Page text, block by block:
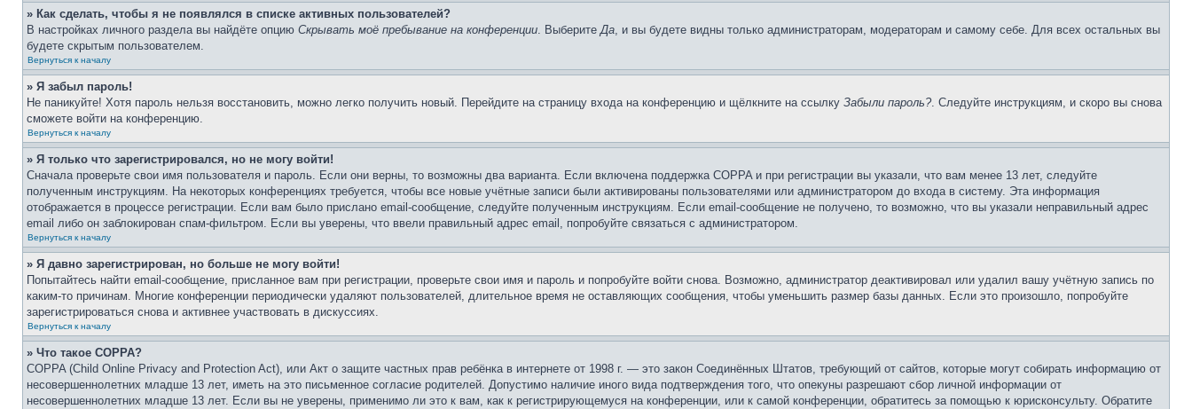
» Как сделать, чтобы я не появлялся в списке активных пользователей?
В настройках личного раздела вы найдёте опцию Скрывать моё пребывание на конференции. ВыберитеДа, и вы будете видны только администраторам, модераторам и самому себе. Для всех остальных вы
будете скрытым пользователем.
Вернуться к началу
» Я забыл пароль!
Не паникуйте! Хотя пароль нельзя восстановить, можно легко получить новый. Перейдите на страницу входа на конференцию и щёлкните на ссылку Забыли пароль?. Следуйте инструкциям, и скоро вы снова
сможете войти на конференцию.
Вернуться к началу
» Я только что зарегистрировался, но не могу войти!
Сначала проверьте свои имя пользователя и пароль. Если они верны, то возможны два варианта. Если включена поддержка COPPA и при регистрации вы указали, что вам менее 13 лет, следуйте
полученным инструкциям. На некоторых конференциях требуется, чтобы все новые учётные записи были активированы пользователями или администратором до входа в систему. Эта информация
отображается в процессе регистрации. Если вам было прислано email-сообщение, следуйте полученным инструкциям. Если email-сообщение не получено, то возможно, что вы указали неправильный адрес
email либо он заблокирован спам-фильтром. Если вы уверены, что ввели правильный адрес email, попробуйте связаться с администратором.
Вернуться к началу
» Я давно зарегистрирован, но больше не могу войти!
Попытайтесь найти email-сообщение, присланное вам при регистрации, проверьте свои имя и пароль и попробуйте войти снова. Возможно, администратор деактивировал или удалил вашу учётную запись по
каким-то причинам. Многие конференции периодически удаляют пользователей, длительное время не оставляющих сообщения, чтобы уменьшить размер базы данных. Если это произошло, попробуйте
зарегистрироваться снова и активнее участвовать в дискуссиях.
Вернуться к началу
» Что такое COPPA?
COPPA (Child Online Privacy and Protection Act), или Акт о защите частных прав ребёнка в интернете от 1998 г. — это закон Соединённых Штатов, требующий от сайтов, которые могут собирать информацию от
несовершеннолетних младше 13 лет, иметь на это письменное согласие родителей. Допустимо наличие иного вида подтверждения того, что опекуны разрешают сбор личной информации от
несовершеннолетних младше 13 лет. Если вы не уверены, применимо ли это к вам, как к регистрирующемуся на конференции, или к самой конференции, обратитесь за помощью к юрисконсульту. Обратите